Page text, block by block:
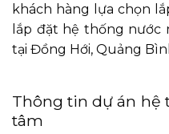
khách hàng lựa chọn
lắp đặt hệ thống
tại Đồng Hới, Quảng
Thông tin dự án hệ
tâm